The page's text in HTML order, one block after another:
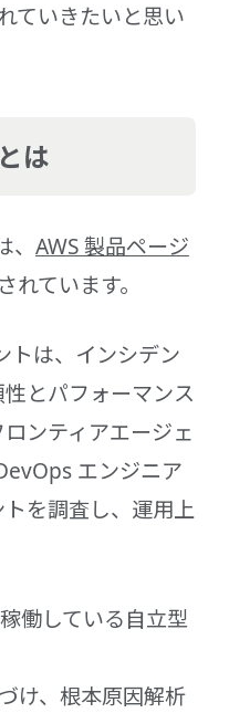
ていきたいと思い
は
AWS 製品ページ
れています。
トは、インシデン
とパフォーマンス
ンティアエージェ
エンジニア
を調査し、運用上
働している自立型
け、根本原因解析